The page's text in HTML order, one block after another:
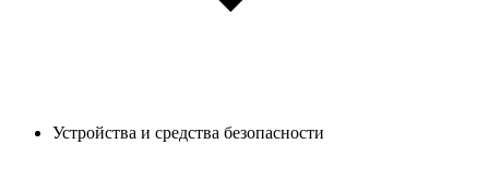
Устройства и средства безопасности